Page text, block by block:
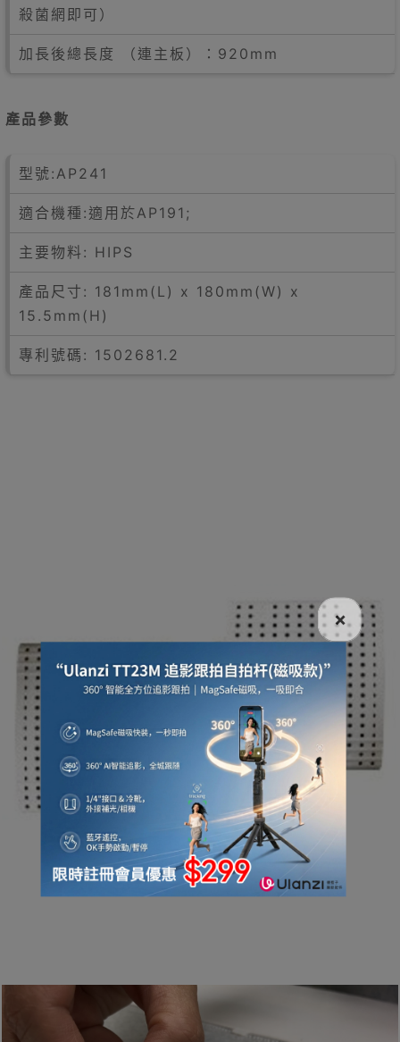
殺菌網即可）
加長後總長度 （連主板）：920mm
產品參數
型號:AP241
適合機種:適用於AP191;
主要物料: HIPS
產品尺寸: 181mm(L) x 180mm(W) x
15.5mm(H)
專利號碼: 1502681.2
×